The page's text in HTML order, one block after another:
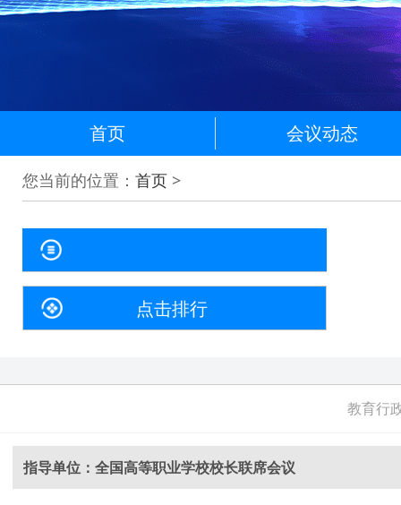
首页 会议动态
您当前的位置： 首页 >
点击排行
教育行
指导单位：全国高等职业学校校长联席会议